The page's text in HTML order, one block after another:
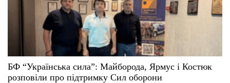
БФ “Українська сила”: Майборода, Ярмус і Костюк
розповіли про підтримку Сил оборони